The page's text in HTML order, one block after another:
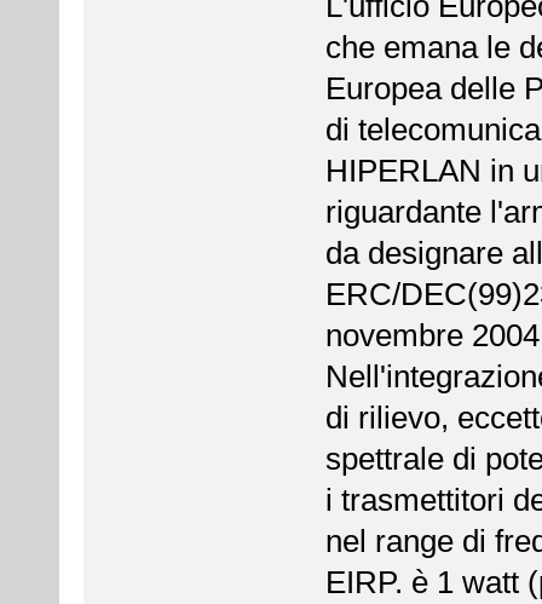
che emana le
Europea delle
di
HIPERLAN in
riguardante
da designare
ERC/
novembre
di rilievo,
spettrale di
i trasmettitori
nel range di
EIRP. è 1 watt